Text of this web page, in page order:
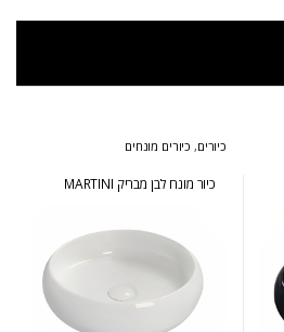
כיורים, כיורים מונחים
כיור מונח לבן מבריק MARTINI